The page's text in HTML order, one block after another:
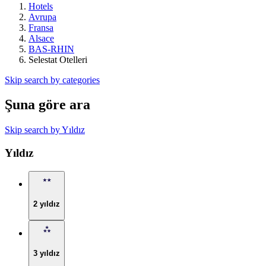
Hotels
Avrupa
Fransa
Alsace
BAS-RHIN
Selestat Otelleri
Skip search by categories
Şuna göre ara
Skip search by Yıldız
Yıldız
2 yıldız
3 yıldız